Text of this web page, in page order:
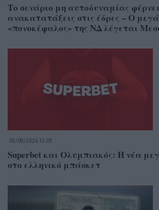
Το σενάριο μη αυτοδυναμίας φέρνει
ανακατατάξεις στις έδρες – Ο
«πονοκέφαλος» της ΝΔ λέγεται
03/08/2026 13:28
Superbet και Ολυμπιακός: Η νέα
στο ελληνικό μπάσκετ